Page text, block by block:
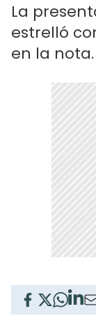
La
estrelló
en la nota.